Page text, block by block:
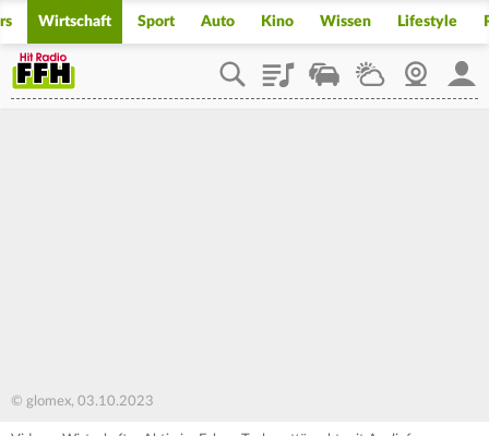
Wirtschaft Sport Auto Kino Wissen Lifestyle
PlaylistStaupilotWetterWebcam
© glomex, 03.10.2023